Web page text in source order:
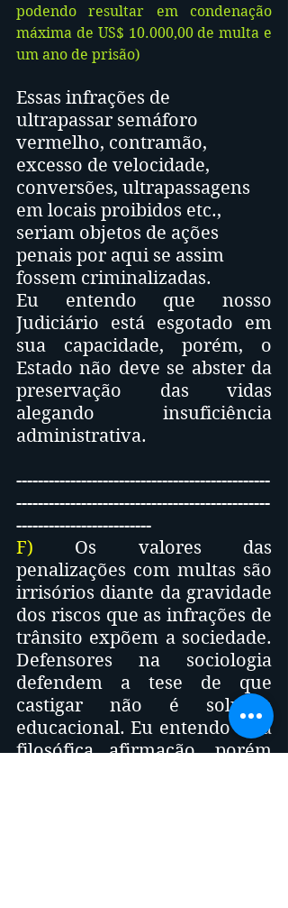
podendo resultar em condenação
máxima de US$ 10.000,00 de multa e
um ano de prisão)
Essas infrações de
ultrapassar semáforo
vermelho, contramão,
excesso de velocidade,
conversões, ultrapassagens
em locais proibidos etc.,
seriam objetos de ações
penais por aqui se assim
fossem criminalizadas.
Eu entendo que nosso
Judiciário está esgotado em
sua capacidade, porém, o
Estado não deve se abster da
preservação das vidas
alegando insuficiência
administrativa.
-----------------------------------------------
-----------------------------------------------
-------------------------
F) Os valores das
penalizações com multas são
irrisórios diante da gravidade
dos riscos que as infrações de
trânsito expõem a sociedade.
Defensores na sociologia
defendem a tese de que
castigar não é solução
educacional. Eu entendo essa
filosófica afirmação, porém